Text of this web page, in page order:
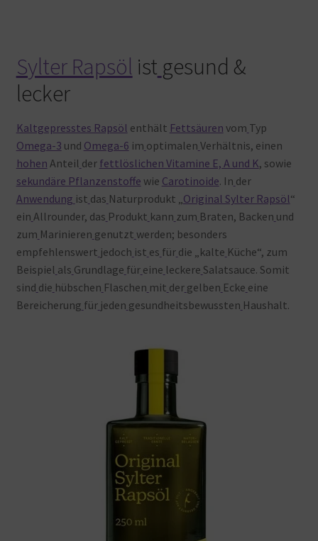
Sylter Rapsöl ist gesund &
lecker
Kaltgepresstes Rapsöl enthält Fettsäuren vom Typ
Omega-3 und Omega-6 im optimalen Verhältnis, einen
hohen Anteil der fettlöslichen Vitamine E, A und K, sowie
sekundäre Pflanzenstoffe wie Carotinoide. In der
Anwendung ist das Naturprodukt „Original Sylter Rapsöl“
ein Allrounder, das Produkt kann zum Braten, Backen und
zum Marinieren genutzt werden; besonders
empfehlenswert jedoch ist es für die „kalte Küche“, zum
Beispiel als Grundlage für eine leckere Salatsauce. Somit
sind die hübschen Flaschen mit der gelben Ecke eine
Bereicherung für jeden gesundheitsbewussten Haushalt.